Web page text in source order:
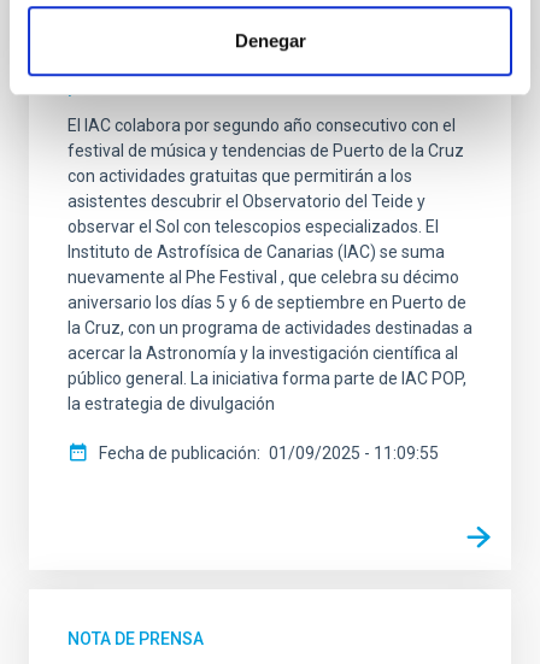
Denegar
NOTA DE PRENSA
El IAC vuelve a acercar el Universo al
público del Phe Festival
El IAC colabora por segundo año consecutivo con el
festival de música y tendencias de Puerto de la Cruz
con actividades gratuitas que permitirán a los
asistentes descubrir el Observatorio del Teide y
observar el Sol con telescopios especializados. El
Instituto de Astrofísica de Canarias (IAC) se suma
nuevamente al Phe Festival , que celebra su décimo
aniversario los días 5 y 6 de septiembre en Puerto de
la Cruz, con un programa de actividades destinadas a
acercar la Astronomía y la investigación científica al
público general. La iniciativa forma parte de IAC POP,
la estrategia de divulgación
Fecha de publicación 01/09/2025 - 11:09:55
NOTA DE PRENSA